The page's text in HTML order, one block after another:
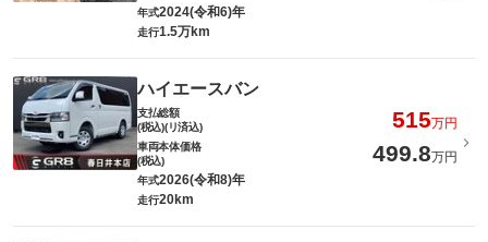
年式2024(令和6)年
走行1.5万km
ハイエースバン
支払総額
(税込)(リ済込)
515万円
車両本体価格
(税込)
499.8万円
年式2026(令和8)年
走行20km